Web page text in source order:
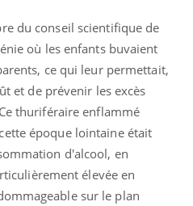
du conseil scientifique de
où les enfants buvaient
ce qui leur permettait,
et de prévenir les excès
thuriféraire enflammé
époque lointaine était
d'alcool, en
élevée en
sur le plan